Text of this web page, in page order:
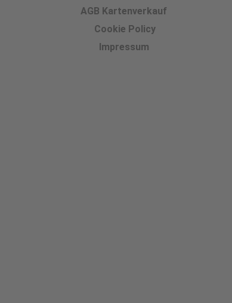
AGB Kartenverkauf
Cookie Policy
Impressum